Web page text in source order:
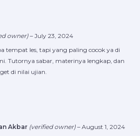
owner)– July 23, 2024
tempat les, tapi yang paling cocok ya di
Tutornya sabar, materinya lengkap, dan
di nilai ujian.
Akbar (verified owner) – August 1, 2024